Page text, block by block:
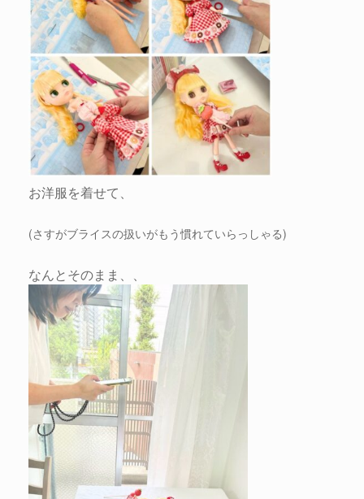
お洋服を着せて、
(さすがブライスの扱いがもう慣れていらっしゃる)
なんとそのまま、、